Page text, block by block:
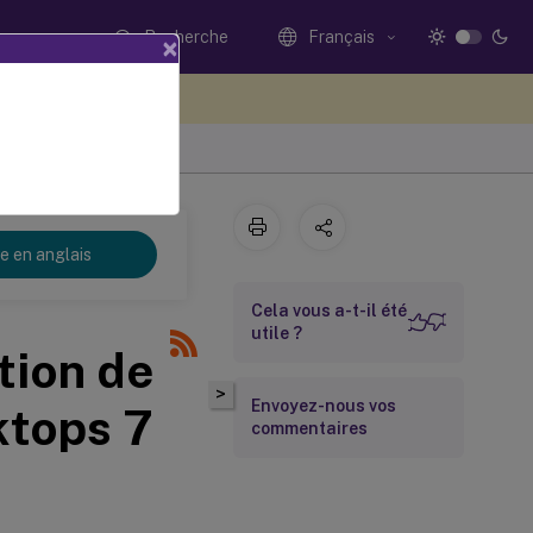
Recherche Français
en anglais
de
7
>
Cela vous a-t-il été
utile ?
Envoyez-nous vos
commentaires
×